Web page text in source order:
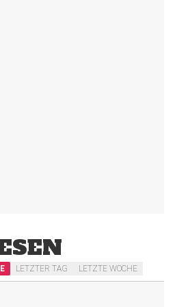
LETZTER TAG LETZTE WOCHE